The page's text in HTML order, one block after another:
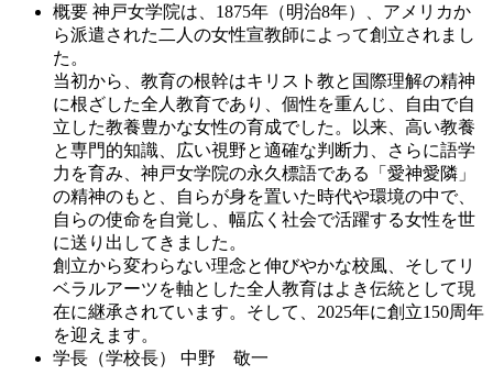
概要 神戸女学院は、1875年（明治8年）、アメリカか
ら派遣された二人の女性宣教師によって創立されまし
た。
当初から、教育の根幹はキリスト教と国際理解の精神
に根ざした全人教育であり、個性を重んじ、自由で自
立した教養豊かな女性の育成でした。以来、高い教養
と専門的知識、広い視野と適確な判断力、さらに語学
力を育み、神戸女学院の永久標語である「愛神愛隣」
の精神のもと、自らが身を置いた時代や環境の中で、
自らの使命を自覚し、幅広く社会で活躍する女性を世
に送り出してきました。
創立から変わらない理念と伸びやかな校風、そしてリ
ベラルアーツを軸とした全人教育はよき伝統として現
在に継承されています。そして、2025年に創立150周年
を迎えます。
学長（学校長）
中野 敬一